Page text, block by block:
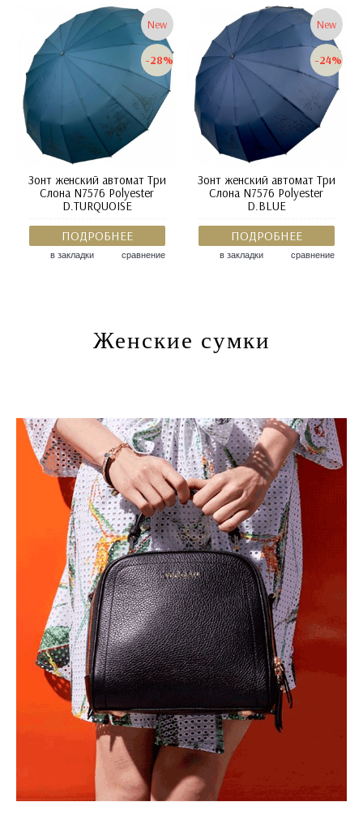
New
-28%
Зонт женский автомат Три
Слона N7576 Polyester
D.TURQUOISE
ПОДРОБНЕЕ
в закладки сравнение
New
-24%
Зонт женский автомат Три
Слона N7576 Polyester
D.BLUE
ПОДРОБНЕЕ
в закладки сравнение
Женские сумки